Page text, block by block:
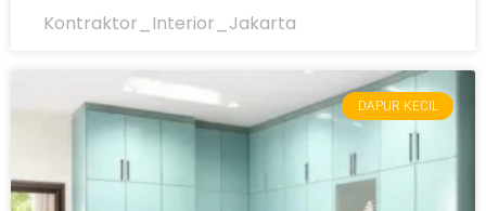
Kontraktor_Interior_Jakarta
DAPUR KECIL